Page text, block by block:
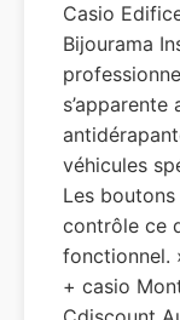
Casio
Bijourama
véhicules
Les
contrôle ce
fonctionnel.
+ casio